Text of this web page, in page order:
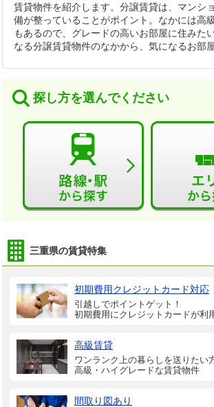
賃貸物件を紹介します。分譲賃貸は、マンシ
備が整っていることがポイント。なかには高
もあるので、グレードの高いお部屋に住みた
なる分譲賃貸物件のなかから、気になるお部
探し方を選んでください
三重県の賃貸特集
初期費用クレジットカード対応
引越しでポイントゲット！
初期費用にクレジットカードが利
高級賃貸
ワンランク上の暮らしを送りたい
高級・ハイグレードな賃貸物件
間取り図あり